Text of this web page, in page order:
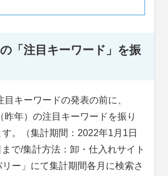
「注目キーワード」を振
キーワードの発表の前に、
昨年）の注目キーワードを振り
。（集計期間：2022年1月1日
で/集計方法：卸・仕入れサイト
リー」にて集計期間各月に検索さ